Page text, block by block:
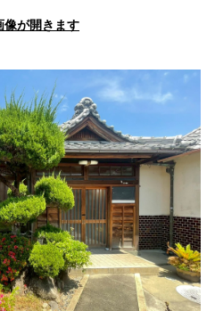
４０ マップで見る
町４丁目３０ マップで見る
９７ マップで見る
５６１ マップで見る
が開きます